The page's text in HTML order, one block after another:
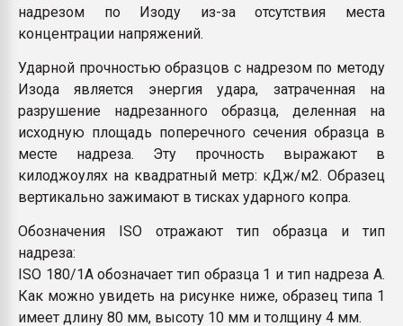
надрезом по Изоду из-за отсутствия места
концентрации напряжений.
Ударной прочностью образцов с надрезом по методу
Изода является энергия удара, затраченная на
разрушение надрезанного образца, деленная на
исходную площадь поперечного сечения образца в
месте надреза. Эту прочность выражают в
килоджоулях на квадратный метр: кДж/м2. Образец
вертикально зажимают в тисках ударного копра.
Обозначения ISO отражают тип образца и тип
надреза:
ISO 180/1A обозначает тип образца 1 и тип надреза А.
Как можно увидеть на рисунке ниже, образец типа 1
имеет длину 80 мм, высоту 10 мм и толщину 4 мм.